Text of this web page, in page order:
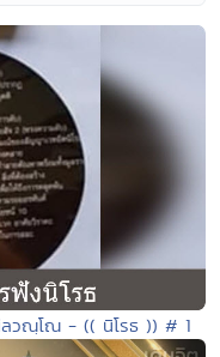
วณฺโณ - (( นิโรธ )) # 1